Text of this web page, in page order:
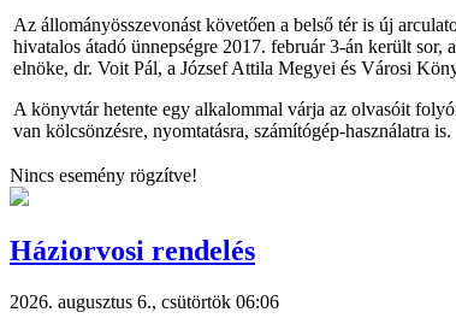
Az állományösszevonást követően a belső tér is új
hivatalos átadó ünnepségre 2017. február 3-án került
elnöke, dr. Voit Pál, a József Attila Megyei és Városi
A könyvtár hetente egy alkalommal várja az olvasóit
van kölcsönzésre, nyomtatásra, számítógép-használatra is.
Nincs esemény rögzítve!
Háziorvosi rendelés
2026. augusztus 6., csütörtök 06:06